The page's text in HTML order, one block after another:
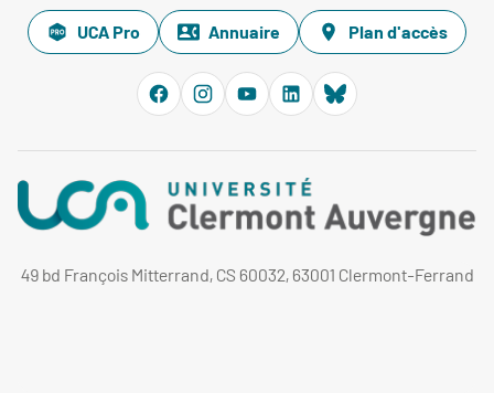
UCA Pro Annuaire Plan d'accès
49 bd François Mitterrand, CS 60032, 63001 Clermont-Ferrand